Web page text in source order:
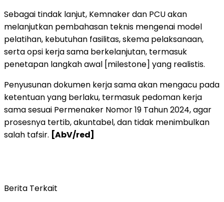
Sebagai tindak lanjut, Kemnaker dan PCU akan
melanjutkan pembahasan teknis mengenai model
pelatihan, kebutuhan fasilitas, skema pelaksanaan,
serta opsi kerja sama berkelanjutan, termasuk
penetapan langkah awal [milestone] yang realistis.
Penyusunan dokumen kerja sama akan mengacu pada
ketentuan yang berlaku, termasuk pedoman kerja
sama sesuai Permenaker Nomor 19 Tahun 2024, agar
prosesnya tertib, akuntabel, dan tidak menimbulkan
salah tafsir. [AbV/red]
Berita Terkait